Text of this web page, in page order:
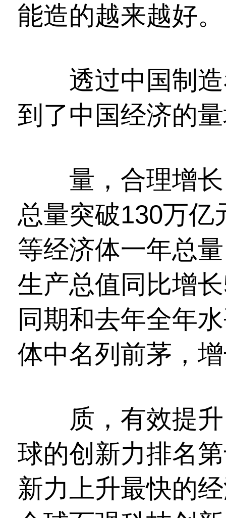
能造的越来越好。
透过中国制造
到了中国经济的
量，合理增长
总量突破130万亿
等经济体一年总
生产总值同比增
同期和去年全年
体中名列前茅，
质，有效提升
球的创新力排名
新力上升最快的